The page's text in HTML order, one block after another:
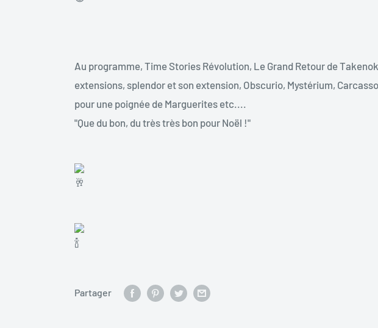
Au programme, Time Stories Révolution, Le Grand Retour de
extensions, splendor et son extension, Obscurio, Mystérium,
pour une poignée de Marguerites etc....
"Que du bon, du très très bon pour Noël !"
Partager